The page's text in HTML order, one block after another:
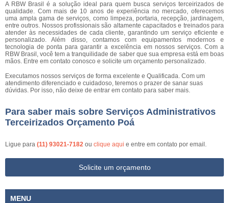
A RBW Brasil é a solução ideal para quem busca serviços terceirizados de
qualidade. Com mais de 10 anos de experiência no mercado, oferecemos
uma ampla gama de serviços, como limpeza, portaria, recepção, jardinagem,
entre outros. Nossos profissionais são altamente capacitados e treinados para
atender às necessidades de cada cliente, garantindo um serviço eficiente e
personalizado. Além disso, contamos com equipamentos modernos e
tecnologia de ponta para garantir a excelência em nossos serviços. Com a
RBW Brasil, você tem a tranquilidade de saber que sua empresa está em boas
mãos. Entre em contato conosco e solicite um orçamento personalizado.
Executamos nossos serviços de forma excelente e Qualificada. Com um
atendimento diferenciado e cuidadoso, teremos o prazer de sanar suas
dúvidas. Por isso, não deixe de entrar em contato para saber mais.
Para saber mais sobre Serviços Administrativos
Terceirizados Orçamento Poá
Ligue para (11) 93021-7182 ou clique aqui e entre em contato por email.
Solicite um orçamento
MENU